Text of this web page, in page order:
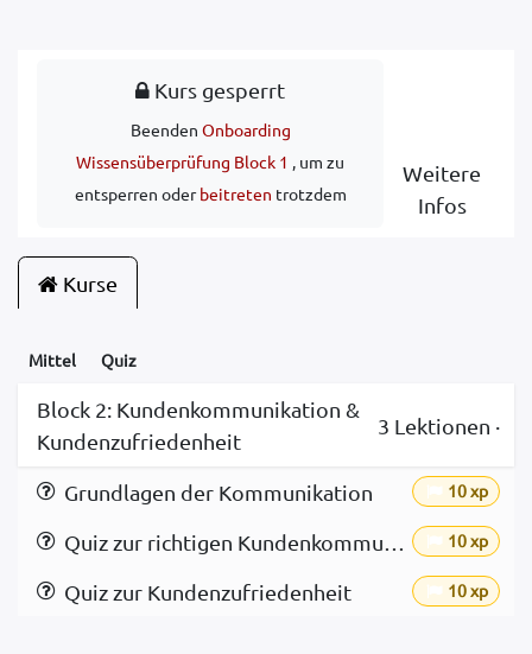
Kurs gesperrt
Beenden Onboarding
Wissensüberprüfung Block 1 , um zu
entsperren oderbeitreten trotzdem
Weitere
Infos
Kurse
Mittel Quiz
Block 2: Kundenkommunikation &
Kundenzufriedenheit
3 Lektionen ·
Grundlagen der Kommunikation 10 xp
10 xp
Quiz zur Kundenzufriedenheit 10 xp